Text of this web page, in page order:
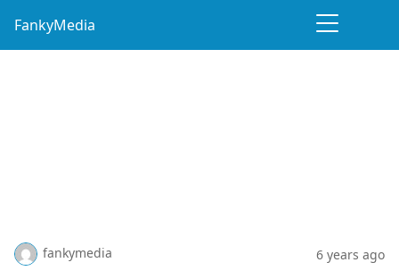
FankyMedia
fankymedia 6 years ago